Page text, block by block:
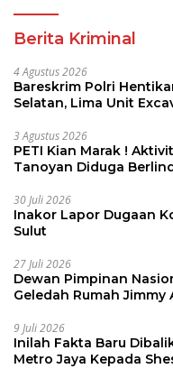
Berita Kriminal
4 Agustus 2026
Bareskrim Polri
Selatan, Lima Unit
3 Agustus 2026
PETI Kian Marak !
Tanoyan Diduga
30 Juli 2026
Inakor Lapor Dugaan
Sulut
27 Juli 2026
Dewan Pimpinan
Geledah Rumah Jimmy
9 Juli 2026
Inilah Fakta Baru
Metro Jaya Kepada